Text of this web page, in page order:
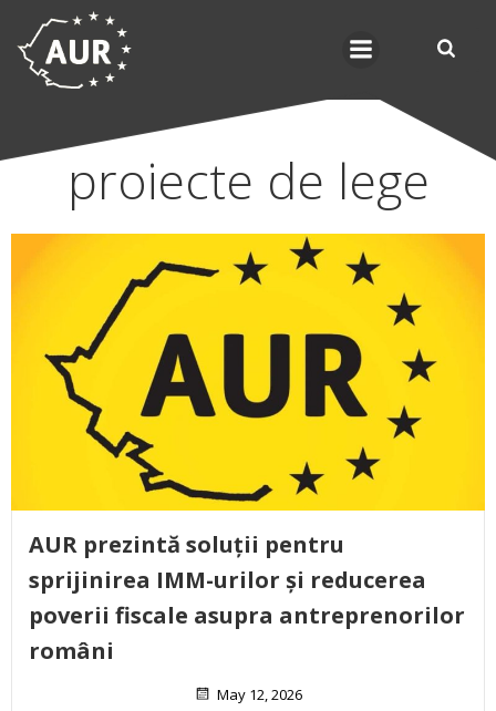
proiecte de lege
AUR prezintă soluții pentru
sprijinirea IMM-urilor și reducerea
poverii fiscale asupra antreprenorilor
români
May 12, 2026